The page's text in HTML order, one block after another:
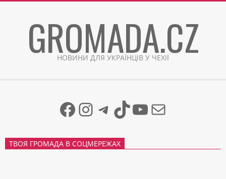
GROMADA.CZ
НОВИНИ ДЛЯ УКРАЇНЦІВ У ЧЕХІЇ
Facebook
Instagram
Telegram
TikTok
YouTube
Mail
ТВОЯ ГРОМАДА В СОЦМЕРЕЖАХ